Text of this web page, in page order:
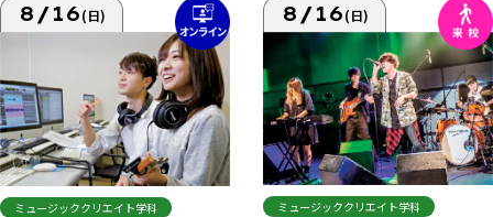
8/16(日)
ミュージッククリエイト学科
8/16(日)
ミュージッククリエイト学科